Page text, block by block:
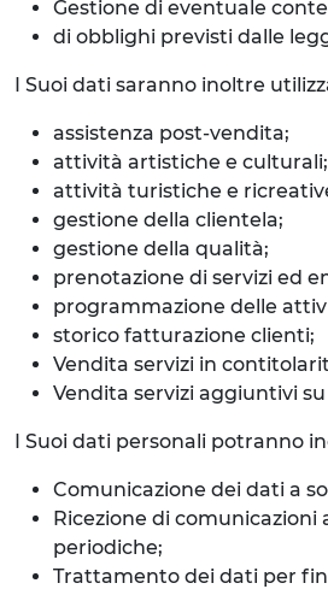
Gestione di eventuale
di obblighi previsti dalle
I Suoi dati saranno inoltre
assistenza post-vendita;
attività artistiche e culturali;
attività turistiche e
gestione della clientela;
gestione della qualità;
prenotazione di servizi ed
programmazione delle
storico fatturazione clienti;
Vendita servizi in
Vendita servizi aggiuntivi
I Suoi dati personali potranno
Comunicazione dei dati a
Ricezione di
periodiche;
Trattamento dei dati per